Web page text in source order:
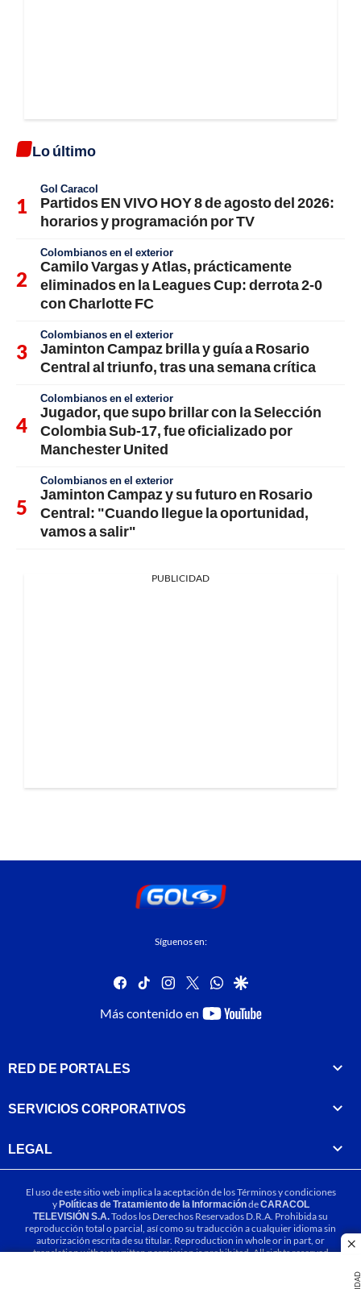
Lo último
Gol Caracol
Partidos EN VIVO HOY 8 de agosto del 2026:
horarios y programación por TV
Colombianos en el exterior
Camilo Vargas y Atlas, prácticamente
eliminados en la Leagues Cup: derrota 2-0
con Charlotte FC
Colombianos en el exterior
Jaminton Campaz brilla y guía a Rosario
Central al triunfo, tras una semana crítica
Colombianos en el exterior
Jugador, que supo brillar con la Selección
Colombia Sub-17, fue oficializado por
Manchester United
Colombianos en el exterior
Jaminton Campaz y su futuro en Rosario
Central: "Cuando llegue la oportunidad,
vamos a salir"
PUBLICIDAD
Síguenos en:
facebook
tiktok instagram
twitterwhatsapp
google
Más contenido en
youtube-
RED DE PORTALES
SERVICIOS CORPORATIVOS
LEGAL
El uso de este sitio web implica la aceptación de losTérminos y condiciones
yPolíticas de Tratamiento de la InformacióndeCARACOL
TELEVISIÓN S.A.Todos los Derechos Reservados D.R.A. Prohibida su
reproducción total o parcial, así como su traducción a cualquier idioma sin
autorización escrita de su titular. Reproduction in whole or in part, or
translation without written permission is prohibited. All rights reserved